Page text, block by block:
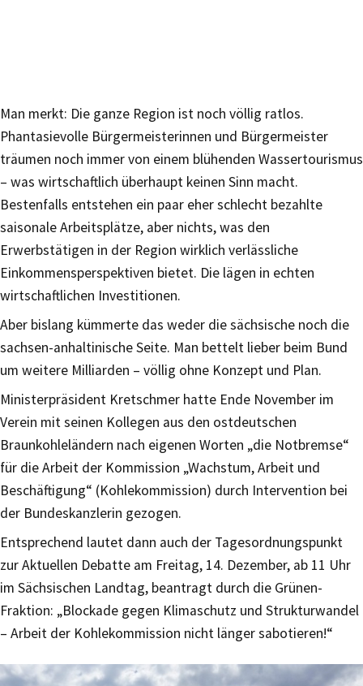
Man merkt: Die ganze Region ist noch völlig ratlos.
Phantasievolle Bürgermeisterinnen und Bürgermeister
träumen noch immer von einem blühenden Wassertourismus
– was wirtschaftlich überhaupt keinen Sinn macht.
Bestenfalls entstehen ein paar eher schlecht bezahlte
saisonale Arbeitsplätze, aber nichts, was den
Erwerbstätigen in der Region wirklich verlässliche
Einkommensperspektiven bietet. Die lägen in echten
wirtschaftlichen Investitionen.
Aber bislang kümmerte das weder die sächsische noch die
sachsen-anhaltinische Seite. Man bettelt lieber beim Bund
um weitere Milliarden – völlig ohne Konzept und Plan.
Ministerpräsident Kretschmer hatte Ende November im
Verein mit seinen Kollegen aus den ostdeutschen
Braunkohleländern nach eigenen Worten „die Notbremse“
für die Arbeit der Kommission „Wachstum, Arbeit und
Beschäftigung“ (Kohlekommission) durch Intervention bei
der Bundeskanzlerin gezogen.
Entsprechend lautet dann auch der Tagesordnungspunkt
zur Aktuellen Debatte am Freitag, 14. Dezember, ab 11 Uhr
im Sächsischen Landtag, beantragt durch die Grünen-
Fraktion: „Blockade gegen Klimaschutz und Strukturwandel
– Arbeit der Kohlekommission nicht länger sabotieren!“